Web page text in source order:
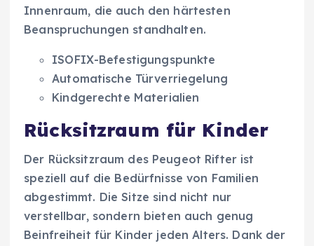
Innenraum, die auch den härtesten
Beanspruchungen standhalten.
ISOFIX-Befestigungspunkte
Automatische Türverriegelung
Kindgerechte Materialien
Rücksitzraum für Kinder
Der Rücksitzraum des Peugeot Rifter ist
speziell auf die Bedürfnisse von Familien
abgestimmt. Die Sitze sind nicht nur
verstellbar, sondern bieten auch genug
Beinfreiheit für Kinder jeden Alters. Dank der